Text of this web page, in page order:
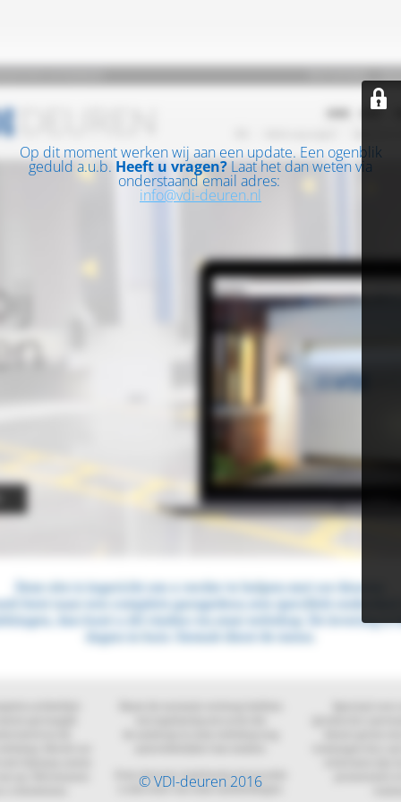
Op dit moment werken wij aan een update. Een ogenblik
geduld a.u.b. Heeft u vragen? Laat het dan weten via
onderstaand email adres:
info@vdi-deuren.nl
© VDI-deuren 2016